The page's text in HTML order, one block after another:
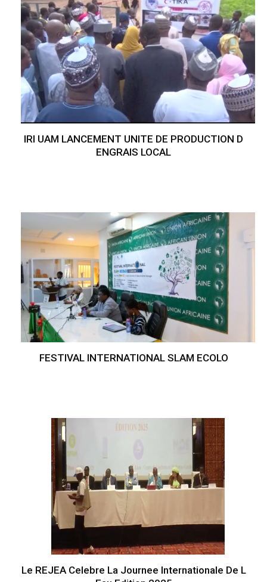
IRI UAM LANCEMENT UNITE DE PRODUCTION D
ENGRAIS LOCAL
FESTIVAL INTERNATIONAL SLAM ECOLO
Le REJEA Celebre La Journee Internationale De L